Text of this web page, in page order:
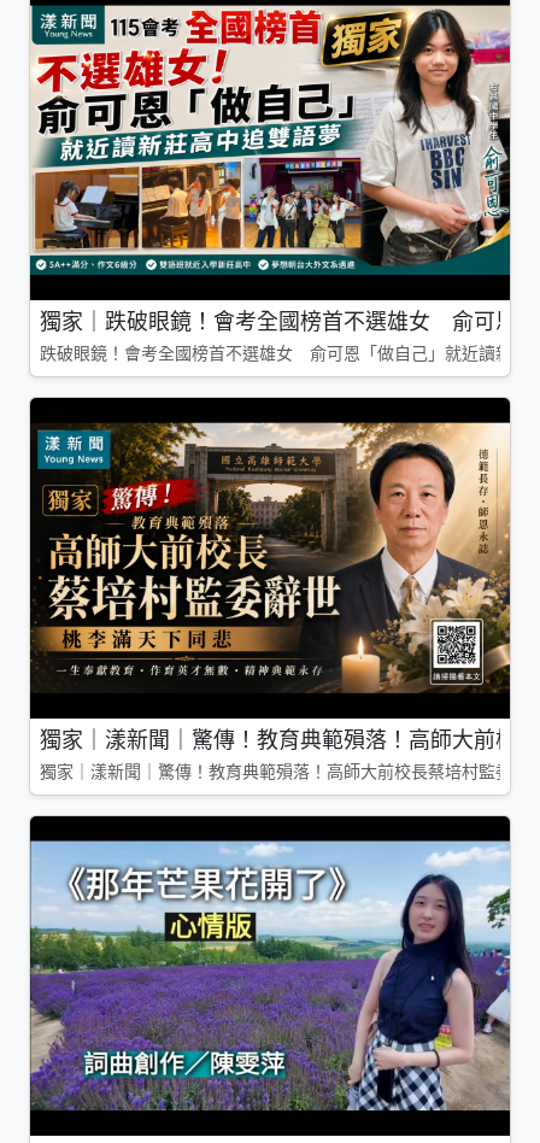
獨家｜跌破眼鏡！會考全國榜首不選雄女 俞可恩
跌破眼鏡！會考全國榜首不選雄女 俞可恩「做自己」就近讀新莊
獨家｜漾新聞｜驚傳！教育典範殞落！高師大前校
獨家｜漾新聞｜驚傳！教育典範殞落！高師大前校長蔡培村監委